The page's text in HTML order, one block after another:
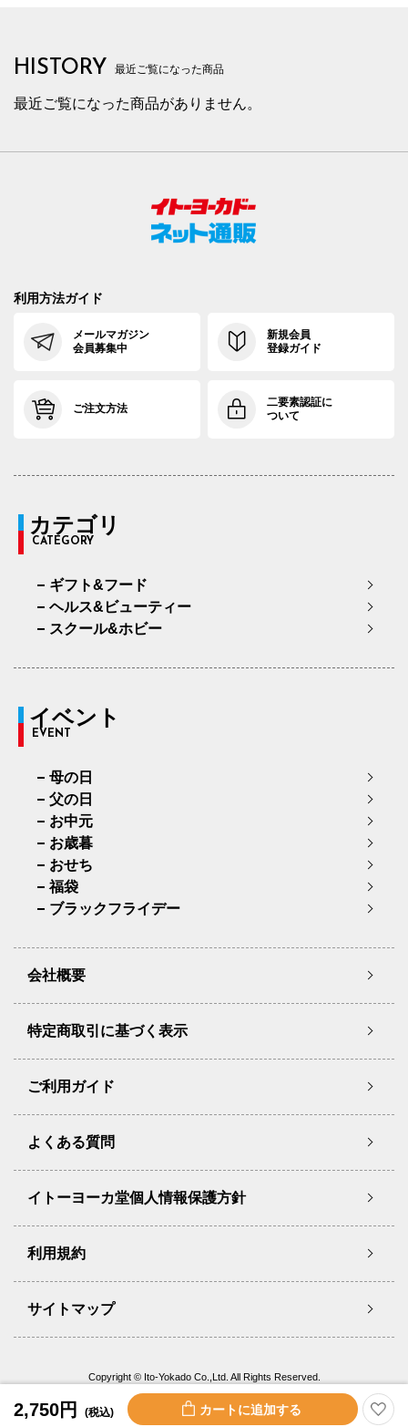
2,750円 (税込)
HISTORY 最近ご覧になった商品
最近ご覧になった商品がありません。
利用方法ガイド
メールマガジン
会員募集中
新規会員
登録ガイド
ご注文方法
二要素認証に
ついて
カテゴリ
CATEGORY
ギフト&フード
ヘルス&ビューティー
スクール&ホビー
イベント
EVENT
母の日
父の日
お中元
お歳暮
おせち
福袋
ブラックフライデー
会社概要
特定商取引に基づく表示
ご利用ガイド
よくある質問
イトーヨーカ堂個人情報保護方針
利用規約
サイトマップ
Copyright © Ito-Yokado Co.,Ltd. All Rights Reserved.